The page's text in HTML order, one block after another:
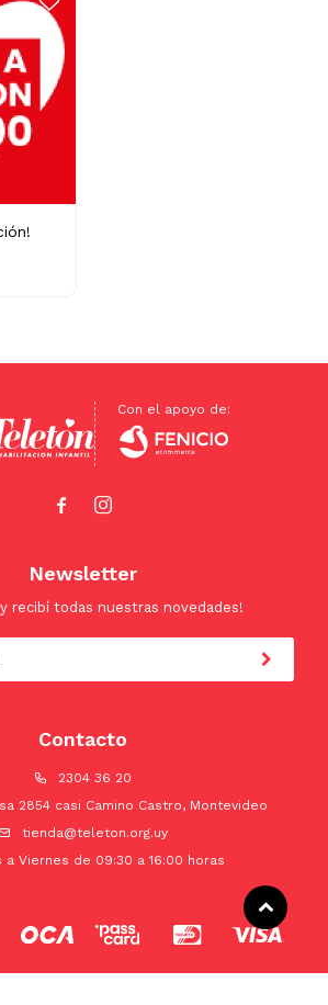
 
Contacto
2304 36 20
2854 casi Camino Castro, Montevideo
tienda@teleton.org.uy
a Viernes de 09:30 a 16:00 horas
Newsletter
recibí todas nuestras novedades!